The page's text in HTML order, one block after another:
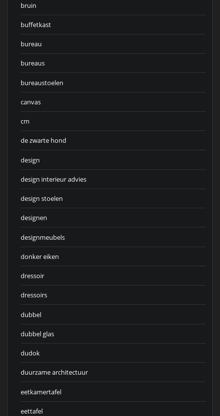
bruin
buffetkast
bureau
bureaus
bureaustoelen
canvas
cm
de zwarte hond
design
design interieur advies
design stoelen
designen
designmeubels
donker eiken
dressoir
dressoirs
dubbel
dubbel glas
dudok
duurzame architectuur
eetkamertafel
eettafel